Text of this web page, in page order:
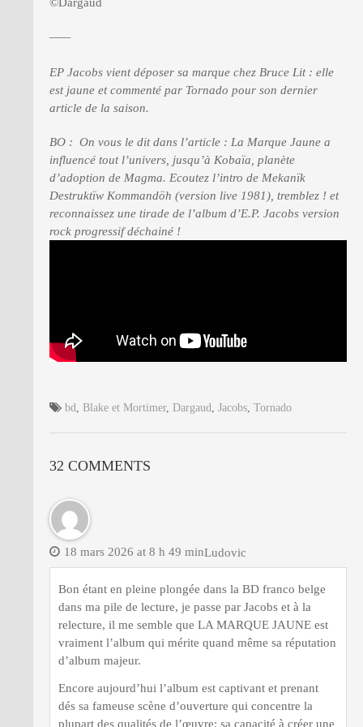
——
EP Jacobs vient déposer sa marque chez Bruce Lit : elle
est jaune et commenté par Tornado pour son dernier
article de la saison.
BO : On vous le dit dans l’article : La Marque Jaune a
influencé tout l’univers, jusqu’à Kobaïa, planète
d’adoption de Magma. Ecoutez l’intro de Mekanïk
Destruktïw Kommandöh (version live 1981), tremblez ! et
reconnaissez une tirade de l’album d’E.P. Jacobs version
rock progressif déchainé !
bd Blake et Mortimer, Dargaud Jacobs Tornado
32 COMMENTS
Ludovic
18 mars 2026 at 8 h 49 min
Bon étant en pleine plongée dans la BD franco belge
dans ma pile de lecture, je passe par Jacobs et à la
relecture, il me semble que LA MARQUE JAUNE est
vraiment l’album qui mérite quand même sa réputation
d’album majeur.
Encore aujourd’hui l’album est captivant et prenant
dés sa fameuse scène d’ouverture qui concentre la
plupart des qualités de l’œuvre; sa capacité à créer une